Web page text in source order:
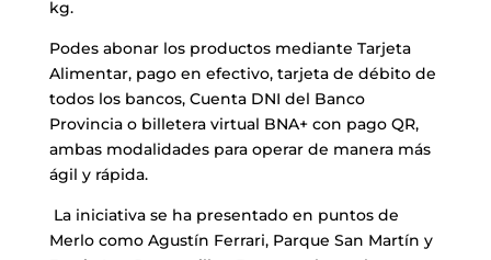
kg.
Podes abonar los productos mediante Tarjeta
Alimentar, pago en efectivo, tarjeta de débito de
todos los bancos, Cuenta DNI del Banco
Provincia o billetera virtual BNA+ con pago QR,
ambas modalidades para operar de manera más
ágil y rápida.
La iniciativa se ha presentado en puntos de
Merlo como Agustín Ferrari, Parque San Martín y